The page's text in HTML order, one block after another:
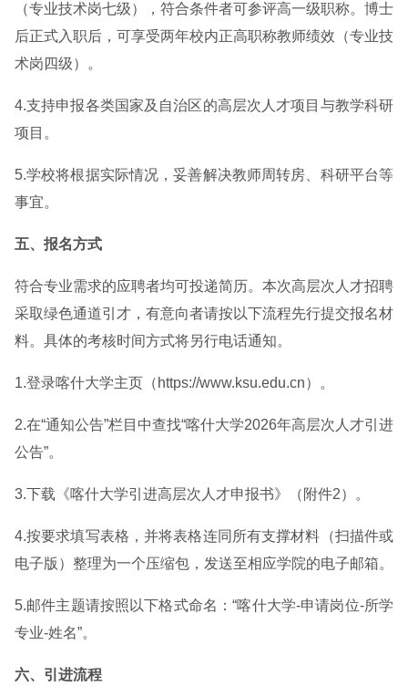
（专业技术岗七级），符合条件者可参评高一级职称。博士
后正式入职后，可享受两年校内正高职称教师绩效（专业技
术岗四级）。
4.支持申报各类国家及自治区的高层次人才项目与教学科研
项目。
5.学校将根据实际情况，妥善解决教师周转房、科研平台等
事宜。
五、报名方式
符合专业需求的应聘者均可投递简历。本次高层次人才招聘
采取绿色通道引才，有意向者请按以下流程先行提交报名材
料。具体的考核时间方式将另行电话通知。
1.登录喀什大学主页（https://www.ksu.edu.cn）。
2.在“通知公告”栏目中查找“喀什大学2026年高层次人才引进
公告”。
3.下载《喀什大学引进高层次人才申报书》（附件2）。
4.按要求填写表格，并将表格连同所有支撑材料（扫描件或
电子版）整理为一个压缩包，发送至相应学院的电子邮箱。
5.邮件主题请按照以下格式命名：“喀什大学-申请岗位-所学
专业-姓名”。
六、引进流程